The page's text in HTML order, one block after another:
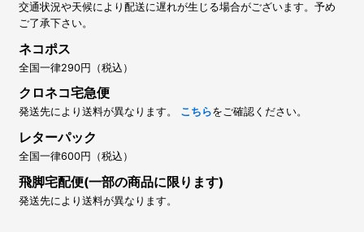
交通状況や天候により配送に遅れが生じる場合がございます。予め
ご了承下さい。
ネコポス
全国一律290円（税込）
クロネコ宅急便
発送先により送料が異なります。 こちらをご確認ください。
レターパック
全国一律600円（税込）
飛脚宅配便(一部の商品に限ります)
発送先により送料が異なります。